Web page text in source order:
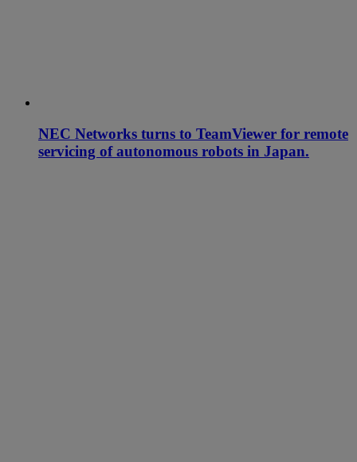
NEC Networks turns to TeamViewer for remote
servicing of autonomous robots in Japan.